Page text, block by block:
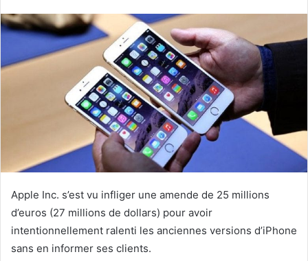
Apple Inc. s’est vu infliger une amende de 25 millions
d’euros (27 millions de dollars) pour avoir
intentionnellement ralenti les anciennes versions d’iPhone
sans en informer ses clients.